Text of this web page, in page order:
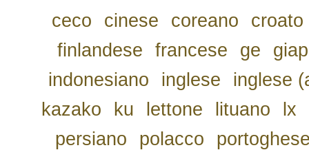
ceco
cinese coreano
croato
finlandese
francese ge
indonesiano
inglese
inglese
kazako
ku lettone lituano lx
persiano
polacco